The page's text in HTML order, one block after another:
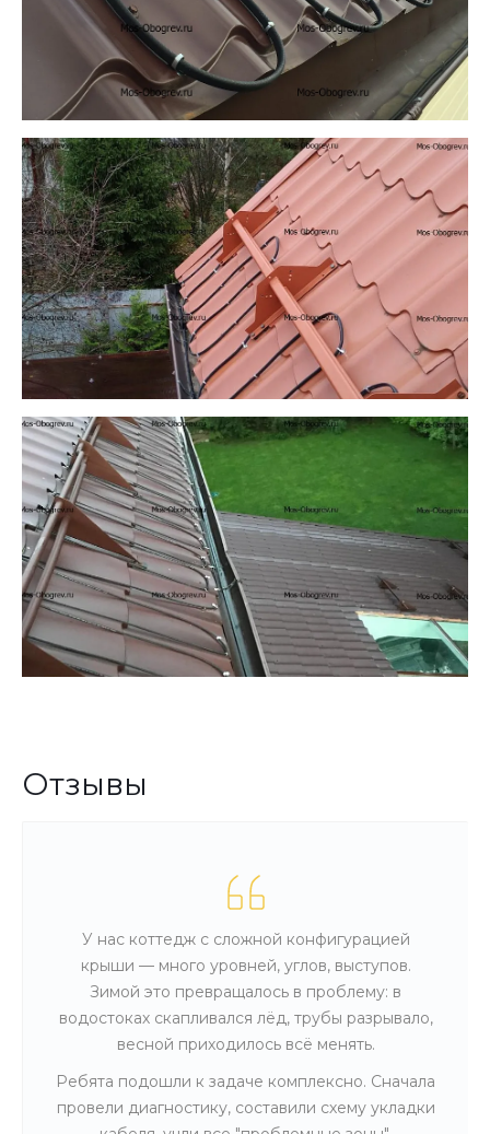
Отзывы
У нас коттедж с сложной конфигурацией
крыши — много уровней, углов, выступов.
Зимой это превращалось в проблему: в
водостоках скапливался лёд, трубы разрывало,
весной приходилось всё менять.
Ребята подошли к задаче комплексно. Сначала
провели диагностику, составили схему укладки